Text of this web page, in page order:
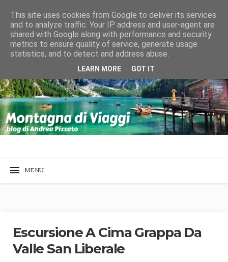
Escursione A Cima Grappa Da
Valle San Liberale
This site uses cookies from Google to deliver its services
and to analyze traffic. Your IP address and user-agent are
shared with Google along with performance and security
metrics to ensure quality of service, generate usage
statistics, and to detect and address abuse.
LEARN MORE GOT IT